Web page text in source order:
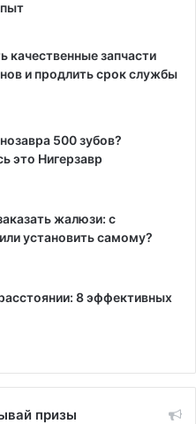
качественные запчасти
и продлить срок службы
500 зубов?
это Нигерзавр
жалюзи: с
установить самому?
8 эффективных
призы